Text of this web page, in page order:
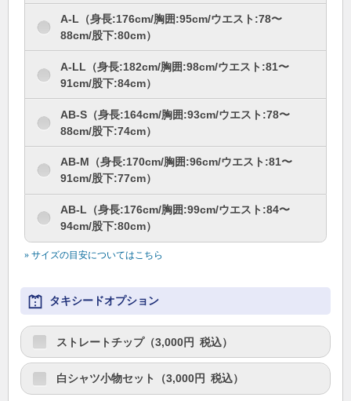
A-L（身長:176cm/胸囲:95cm/ウエスト:78〜
88cm/股下:80cm）
A-LL（身長:182cm/胸囲:98cm/ウエスト:81〜
91cm/股下:84cm）
AB-S（身長:164cm/胸囲:93cm/ウエスト:78〜
88cm/股下:74cm）
AB-M（身長:170cm/胸囲:96cm/ウエスト:81〜
91cm/股下:77cm）
AB-L（身長:176cm/胸囲:99cm/ウエスト:84〜
94cm/股下:80cm）
» サイズの目安についてはこちら
タキシードオプション
ストレートチップ（3,000円 税込）
白シャツ小物セット（3,000円 税込）